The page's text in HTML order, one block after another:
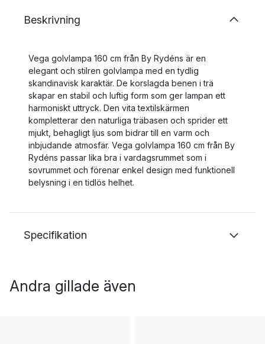
Beskrivning
Vega golvlampa 160 cm från By Rydéns är en
elegant och stilren golvlampa med en tydlig
skandinavisk karaktär. De korslagda benen i trä
skapar en stabil och luftig form som ger lampan ett
harmoniskt uttryck. Den vita textilskärmen
kompletterar den naturliga träbasen och sprider ett
mjukt, behagligt ljus som bidrar till en varm och
inbjudande atmosfär. Vega golvlampa 160 cm från By
Rydéns passar lika bra i vardagsrummet som i
sovrummet och förenar enkel design med funktionell
belysning i en tidlös helhet.
Specifikation
Andra gillade även